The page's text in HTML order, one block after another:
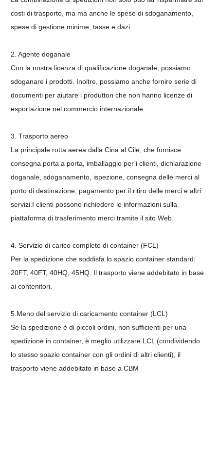
costi di trasporto, ma ma anche le spese di sdoganamento,
spese di gestione minime, tasse e dazi.
2. Agente doganale
Con la nostra licenza di qualificazione doganale, possiamo
sdoganare i prodotti. Inoltre, possiamo anche fornire serie di
documenti per aiutare i produttori che non hanno licenze di
esportazione nel commercio internazionale.
3. Trasporto aereo
La principale rotta aerea dalla Cina al Cile, che fornisce
consegna porta a porta, imballaggio per i clienti, dichiarazione
doganale, sdoganamento, ispezione, consegna delle merci al
porto di destinazione, pagamento per il ritiro delle merci e altri
servizi. I clienti possono richiedere le informazioni sulla
piattaforma di trasferimento merci tramite il sito Web.
4.Servizio di carico completo di container (FCL)
Per la spedizione che soddisfa lo spazio container standard:
20FT, 40FT, 40HQ, 45HQ. Il trasporto viene addebitato in base
ai contenitori.
5. Meno del servizio di caricamento container (LCL)
Se la spedizione è di piccoli ordini, non sufficienti per una
spedizione in container, è meglio utilizzare LCL (condividendo
lo stesso spazio container con gli ordini di altri clienti), il
trasporto viene addebitato in base a CBM